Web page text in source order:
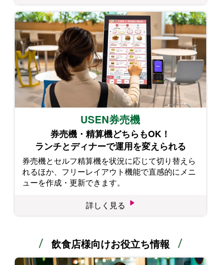
USEN券売機
券売機・精算機どちらもOK！
ランチとディナーで運用を変えられる
券売機とセルフ精算機を状況に応じて切り替えら
れるほか、フリーレイアウト機能で直感的にメニ
ューを作成・更新できます。
詳しく見る
飲食店様向けお役立ち情報